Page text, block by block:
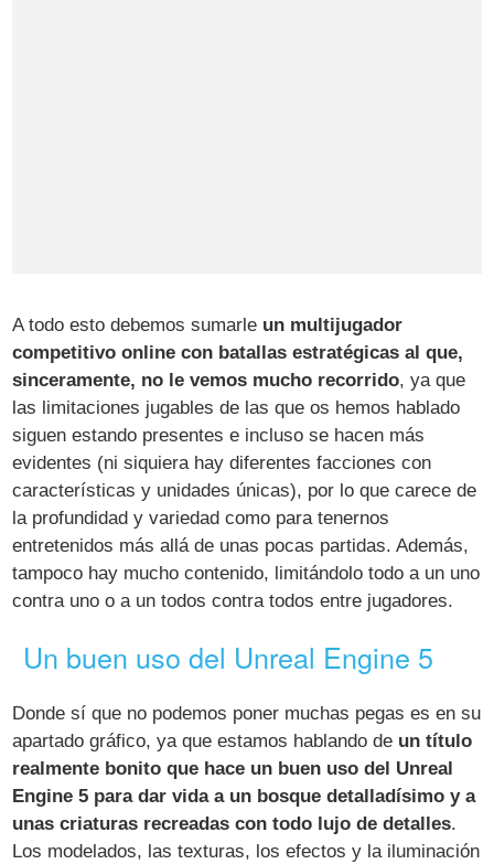
A todo esto debemos sumarle un multijugador
competitivo online con batallas estratégicas al que,
sinceramente, no le vemos mucho recorrido, ya que
las limitaciones jugables de las que os hemos hablado
siguen estando presentes e incluso se hacen más
evidentes (ni siquiera hay diferentes facciones con
características y unidades únicas), por lo que carece de
la profundidad y variedad como para tenernos
entretenidos más allá de unas pocas partidas. Además,
tampoco hay mucho contenido, limitándolo todo a un uno
contra uno o a un todos contra todos entre jugadores.
Un buen uso del Unreal Engine 5
Donde sí que no podemos poner muchas pegas es en su
apartado gráfico, ya que estamos hablando de un título
realmente bonito que hace un buen uso del Unreal
Engine 5 para dar vida a un bosque detalladísimo y a
unas criaturas recreadas con todo lujo de detalles.
Los modelados, las texturas, los efectos y la iluminación